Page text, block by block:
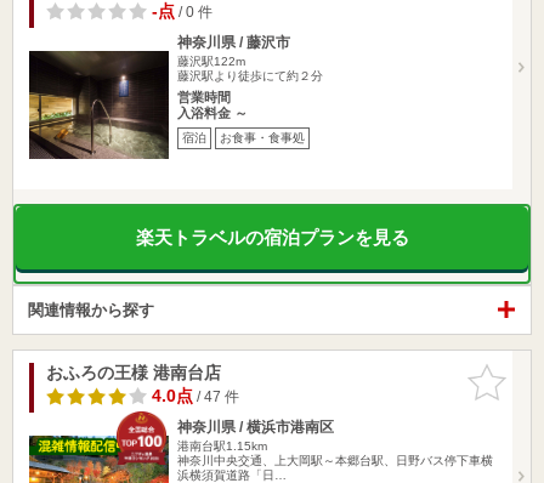
-点/ 0 件
神奈川県 / 藤沢市
藤沢駅122m
藤沢駅より徒歩にて約２分
営業時間
入浴料金 ～
宿泊 お食事・食事処
楽天トラベルの宿泊プランを見る
関連情報から探す
お気に入
りに追加
おふろの王様 港南台店
4.0点/ 47 件
神奈川県 / 横浜市港南区
港南台駅1.15km
神奈川中央交通、上大岡駅～本郷台駅、日野バス停下車横
浜横須賀道路「日…